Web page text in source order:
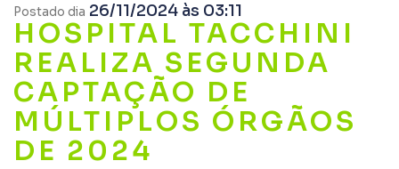
Postado dia 26/11/2024 às 03:11
HOSPITAL TACCHINI
REALIZA SEGUNDA
CAPTAÇÃO DE
MÚLTIPLOS ÓRGÃOS
DE 2024